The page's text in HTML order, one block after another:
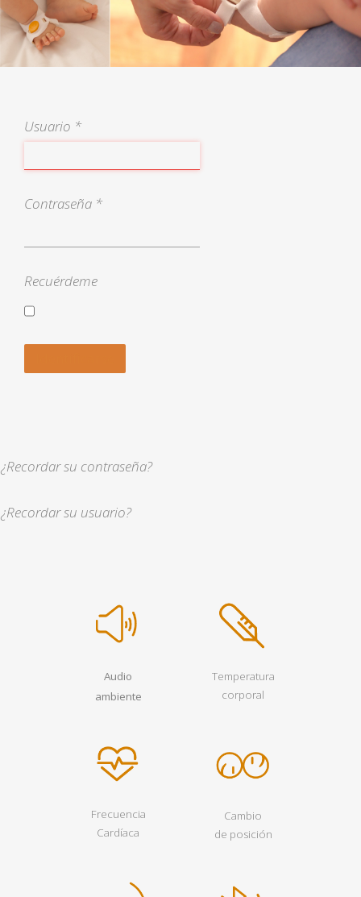
Usuario *
Contraseña *
Recuérdeme
¿Recordar su contraseña?
¿Recordar su usuario?
Audio
ambiente
Temperatura
corporal
Frecuencia
Cardíaca
Cambio
de posición